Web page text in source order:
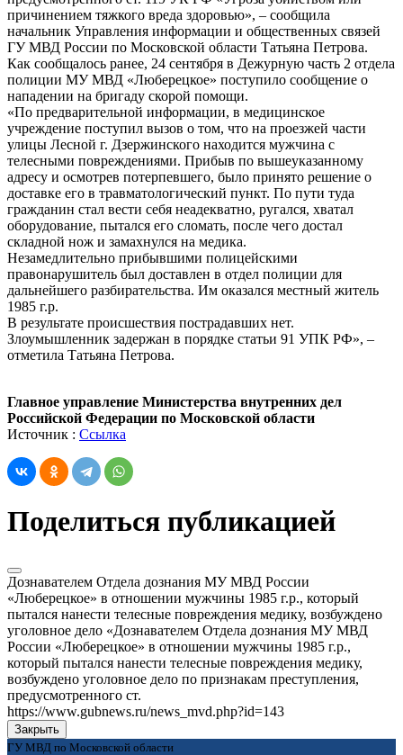
причинением тяжкого вреда здоровью», – сообщила
начальник Управления информации и общественных связей
ГУ МВД России по Московской области Татьяна Петрова.
Как сообщалось ранее, 24 сентября в Дежурную часть 2 отдела
полиции МУ МВД «Люберецкое» поступило сообщение о
нападении на бригаду скорой помощи.
«По предварительной информации, в медицинское
учреждение поступил вызов о том, что на проезжей части
улицы Лесной г. Дзержинского находится мужчина с
телесными повреждениями. Прибыв по вышеуказанному
адресу и осмотрев потерпевшего, было принято решение о
доставке его в травматологический пункт. По пути туда
гражданин стал вести себя неадекватно, ругался, хватал
оборудование, пытался его сломать, после чего достал
складной нож и замахнулся на медика.
Незамедлительно прибывшими полицейскими
правонарушитель был доставлен в отдел полиции для
дальнейшего разбирательства. Им оказался местный житель
1985 г.р.
В результате происшествия пострадавших нет.
Злоумышленник задержан в порядке статьи 91 УПК РФ», –
отметила Татьяна Петрова.
Главное управление Министерства внутренних дел
Российской Федерации по Московской области
Источник : Ссылка
Поделиться публикацией
Дознавателем Отдела дознания МУ МВД России
«Люберецкое» в отношении мужчины 1985 г.р., который
пытался нанести телесные повреждения медику, возбуждено
уголовное дело «Дознавателем Отдела дознания МУ МВД
России «Люберецкое» в отношении мужчины 1985 г.р.,
который пытался нанести телесные повреждения медику,
возбуждено уголовное дело по признакам преступления,
предусмотренного ст.
https://www.gubnews.ru/news_mvd.php?id=143
Закрыть
ГУ МВД по Московской области